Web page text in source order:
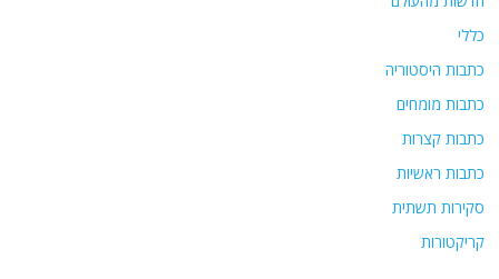
כללי
כתבות היסטוריה
כתבות מומחים
כתבות קצרות
כתבות ראשיות
סקירות תשתית
קריקטורות